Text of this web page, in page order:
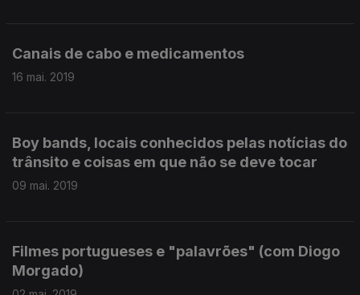
Canais de cabo e medicamentos
16 mai. 2019
Boy bands, locais conhecidos pelas notícias do
trânsito e coisas em que não se deve tocar
09 mai. 2019
Filmes portugueses e "palavrões" (com Diogo
Morgado)